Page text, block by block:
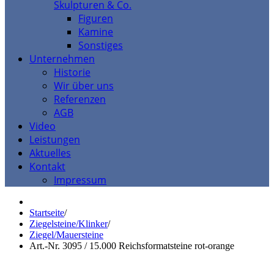
Skulpturen & Co.
Figuren
Kamine
Sonstiges
Unternehmen
Historie
Wir über uns
Referenzen
AGB
Video
Leistungen
Aktuelles
Kontakt
Impressum
Startseite/
Ziegelsteine/Klinker/
Ziegel/Mauersteine
Art.-Nr. 3095 / 15.000 Reichsformatsteine rot-orange